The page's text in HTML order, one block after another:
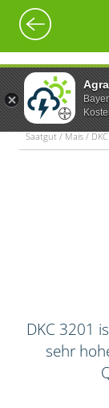
Saatgut / Mais / DKC
DKC 3201
sehr